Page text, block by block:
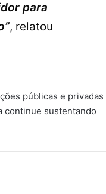
para
, relatou
públicas e privadas
continue sustentando